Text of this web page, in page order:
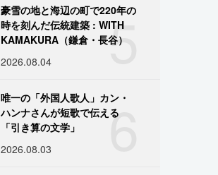
5
豪雪の地と海辺の町で220年の
時を刻んだ伝統建築 : WITH
KAMAKURA（鎌倉・長谷）
2026.08.04
6
唯一の「外国人歌人」カン・
ハンナさんが短歌で伝える
「引き算の文学」
2026.08.03